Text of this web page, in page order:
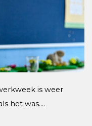
is weer
het was….